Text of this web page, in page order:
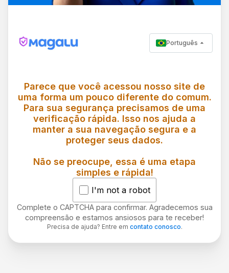
Português
Parece que você acessou nosso site de
uma forma um pouco diferente do comum.
Para sua segurança precisamos de uma
verificação rápida. Isso nos ajuda a
manter a sua navegação segura e a
proteger seus dados.
Não se preocupe, essa é uma etapa
simples e rápida!
I'm not a robot
Complete o CAPTCHA para confirmar. Agradecemos sua
compreensão e estamos ansiosos para te receber!
Precisa de ajuda? Entre em contato conosco.